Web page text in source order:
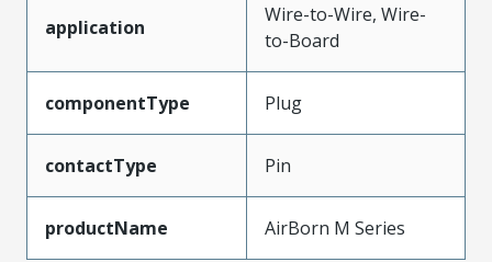
application
Wire-to-Wire, Wire-
to-Board
componentType Plug
contactType Pin
productName AirBorn M Series